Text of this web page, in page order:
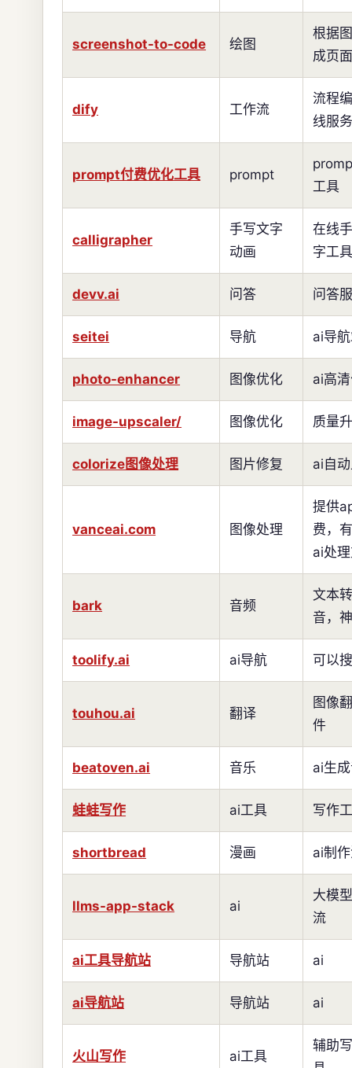
screenshot-to-code 绘图
根据
成页
dify 工作流
流程
线服
prompt付费优化工具 prompt
工具
calligrapher
手写文字
动画
在线
字工
devv.ai 问答 问答
seitei 导航 ai导
photo-enhancer 图像优化 ai高
image-upscaler/ 图像优化 质量
colorize图像处理 图片修复 ai自
vanceai.com 图像处理
提供
费，
ai处
bark 音频
文本
音，
toolify.ai ai导航 可以
touhou.ai 翻译
图像
件
beatoven.ai 音乐 ai生
蛙蛙写作 ai工具 写作
shortbread 漫画 ai制
llms-app-stack ai
大模
流
ai工具导航站 导航站 ai
ai导航站 导航站 ai
火山写作 ai工具
辅助